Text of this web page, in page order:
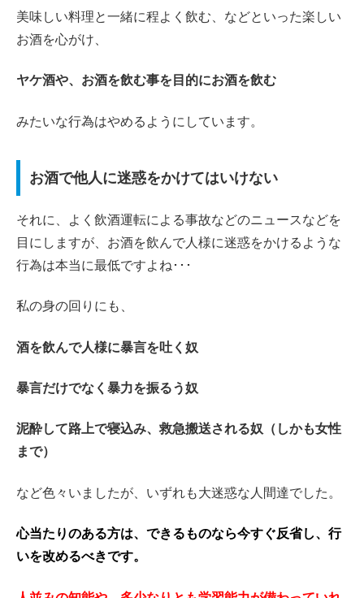
美味しい料理と一緒に程よく飲む、などといった楽しい
お酒を心がけ、
ヤケ酒や、お酒を飲む事を目的にお酒を飲む
みたいな行為はやめるようにしています。
お酒で他人に迷惑をかけてはいけない
それに、よく飲酒運転による事故などのニュースなどを
目にしますが、お酒を飲んで人様に迷惑をかけるような
行為は本当に最低ですよね･･･
私の身の回りにも、
酒を飲んで人様に暴言を吐く奴
暴言だけでなく暴力を振るう奴
泥酔して路上で寝込み、救急搬送される奴（しかも女性
まで）
など色々いましたが、いずれも大迷惑な人間達でした。
心当たりのある方は、できるものなら今すぐ反省し、行
いを改めるべきです。